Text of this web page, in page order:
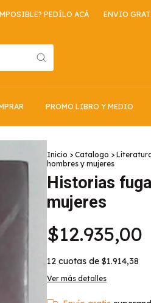
PEDÍLO ACÁ ENVIO GRATIS POR
PROMO LIBRO Y MEDIO
Inicio > Catalogo >
hombres y mujeres
Historias
mujeres
$12.935,00
12 cuotas de $1.914,38
Ver más detalles